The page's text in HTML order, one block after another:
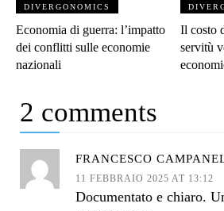
DIVERGONOMICS
Economia di guerra: l’impatto
dei conflitti sulle economie
nazionali
Il costo
servitù
2 comments
FRANCESCO
11 FEBBRAIO 2025 AT 13:12
Documentato e chiaro.